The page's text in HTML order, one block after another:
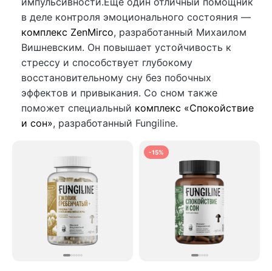
в деле контроля эмоционального состояния —
комплекс ZenMirco, разработанный Михаилом
Вишневским. Он повышает устойчивость к
стрессу и способствует глубокому
восстановительному сну без побочных
эффектов и привыкания. Со сном также
поможет специальный комплекс «Спокойствие
и сон», разработанный Fungiline.
-15%